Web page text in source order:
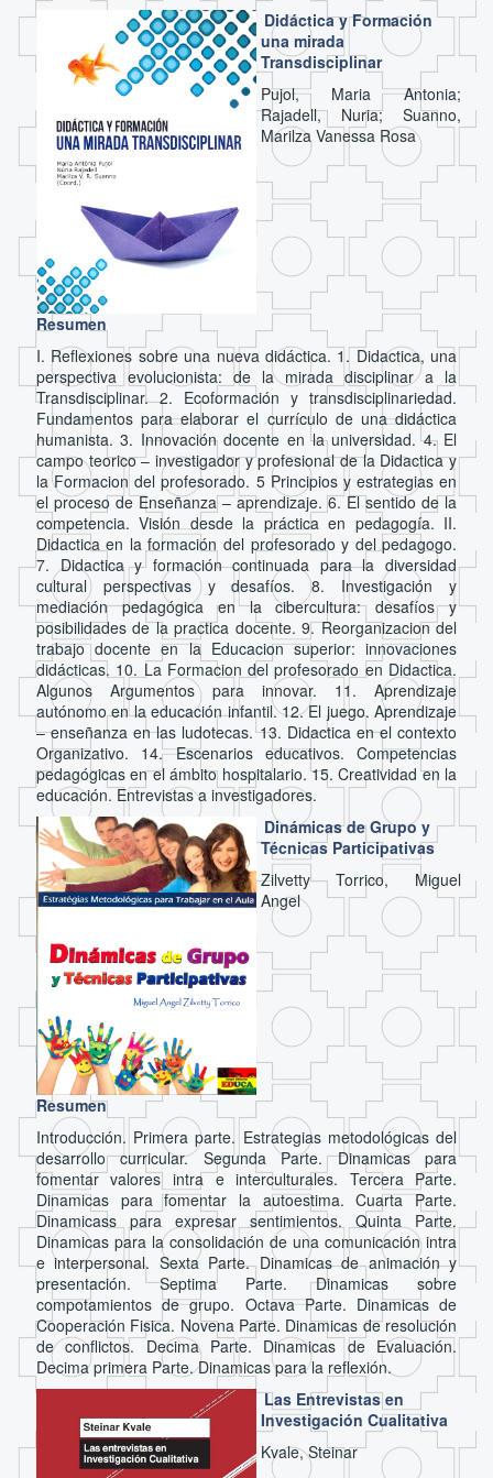
Didáctica y Formación
una mirada
Transdisciplinar
Pujol, Maria Antonia;
Rajadell, Nuria; Suanno,
Marilza Vanessa Rosa
Resumen
I. Reflexiones sobre una nueva didáctica. 1. Didactica, una
perspectiva evolucionista: de la mirada disciplinar a la
Transdisciplinar. 2. Ecoformación y transdisciplinariedad.
Fundamentos para elaborar el currículo de una didáctica
humanista. 3. Innovación docente en la universidad. 4. El
campo teorico – investigador y profesional de la Didactica y
la Formacion del profesorado. 5 Principios y estrategias en
el proceso de Enseñanza – aprendizaje. 6. El sentido de la
competencia. Visión desde la práctica en pedagogía. II.
Didactica en la formación del profesorado y del pedagogo.
7. Didactica y formación continuada para la diversidad
cultural perspectivas y desafíos. 8. Investigación y
mediación pedagógica en la cibercultura: desafíos y
posibilidades de la practica docente. 9. Reorganizacion del
trabajo docente en la Educacion superior: innovaciones
didácticas. 10. La Formacion del profesorado en Didactica.
Algunos Argumentos para innovar. 11. Aprendizaje
autónomo en la educación infantil. 12. El juego. Aprendizaje
– enseñanza en las ludotecas. 13. Didactica en el contexto
Organizativo. 14. Escenarios educativos. Competencias
pedagógicas en el ámbito hospitalario. 15. Creatividad en la
educación. Entrevistas a investigadores.
Dinámicas de Grupo y
Técnicas Participativas
Zilvetty Torrico, Miguel
Angel
Resumen
Introducción. Primera parte. Estrategias metodológicas del
desarrollo curricular. Segunda Parte. Dinamicas para
fomentar valores intra e interculturales. Tercera Parte.
Dinamicas para fomentar la autoestima. Cuarta Parte.
Dinamicass para expresar sentimientos. Quinta Parte.
Dinamicas para la consolidación de una comunicación intra
e interpersonal. Sexta Parte. Dinamicas de animación y
presentación. Septima Parte. Dinamicas sobre
compotamientos de grupo. Octava Parte. Dinamicas de
Cooperación Fisica. Novena Parte. Dinamicas de resolución
de conflictos. Decima Parte. Dinamicas de Evaluación.
Decima primera Parte. Dinamicas para la reflexión.
Las Entrevistas en
Investigación Cualitativa
Kvale, Steinar